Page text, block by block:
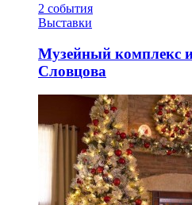
2 события
Выставки
Музейный комплекс
Словцова